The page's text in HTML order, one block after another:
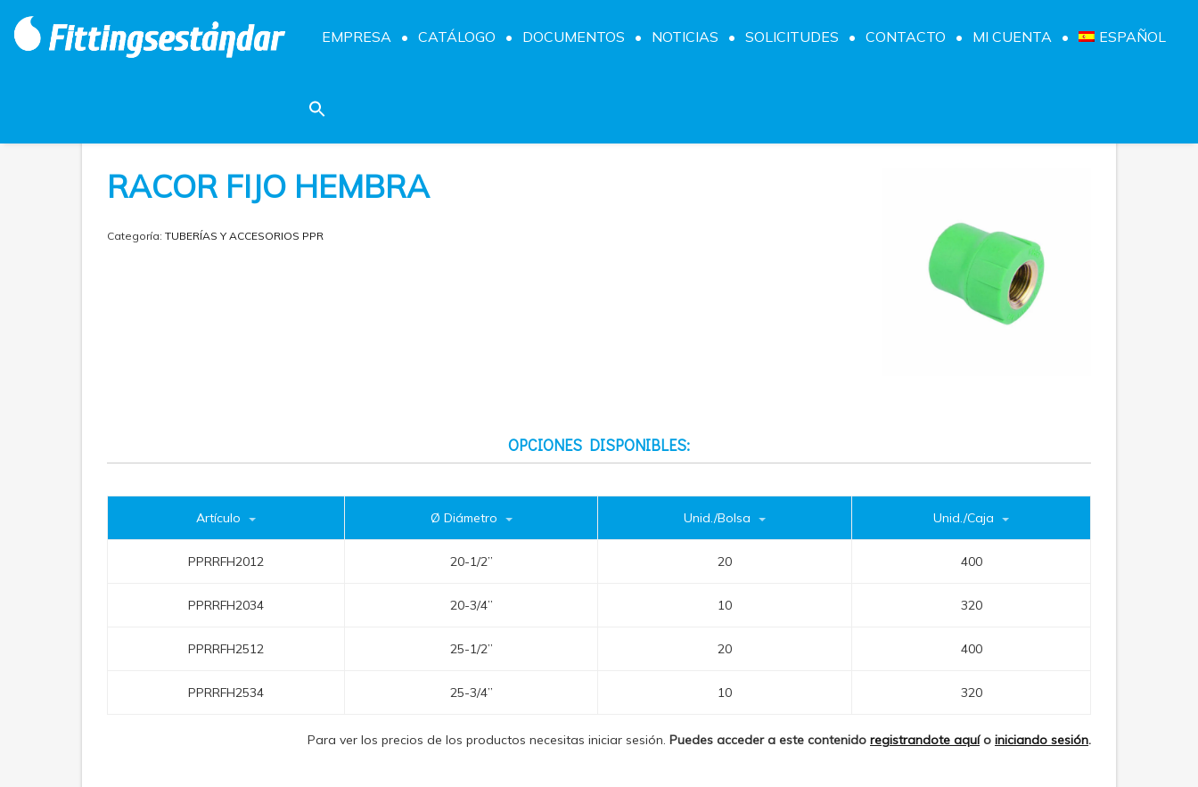
EMPRESA CATÁLOGO DOCUMENTOS NOTICIAS SOLICITUDES CONTACTO MI CUENTA ESPAÑOL
RACOR FIJO HEMBRA
Categoría: TUBERÍAS Y ACCESORIOS PPR
OPCIONES DISPONIBLES:
Artículo Ø Diámetro Unid./Bolsa Unid./Caja
PPRRFH2012 20-1/2” 20 400
PPRRFH2034 20-3/4” 10 320
PPRRFH2512 25-1/2” 20 400
PPRRFH2534 25-3/4” 10 320
Para ver los precios de los productos necesitas iniciar sesión. Puedes acceder a este contenido registrandote aquío iniciando sesión.